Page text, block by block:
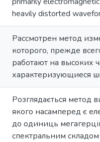
heavily distorted
Рассмотрен метод
которого, прежде
работают на высоких
характеризующиеся
Розглядається метод
якого насамперед є
до одиниць
спектральним